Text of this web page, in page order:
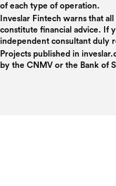
of each type of operation.
Inveslar Fintech warns that
constitute financial advice. If
independent consultant duly
Projects published in
by the CNMV or the Bank of